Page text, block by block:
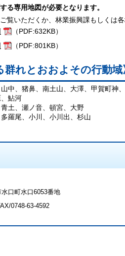
る専用地図が必要となります。
覧いただくか、林業振興課もしくは
（PDF:632KB）
（PDF:801KB）
群れとおおよその行動域
中、猪鼻、南土山、大澤、甲賀町神
鮎河
土、瀬ノ音、頓宮、大野
羅尾、小川、小川出、杉山
口町水口6053番地
0748-63-4592